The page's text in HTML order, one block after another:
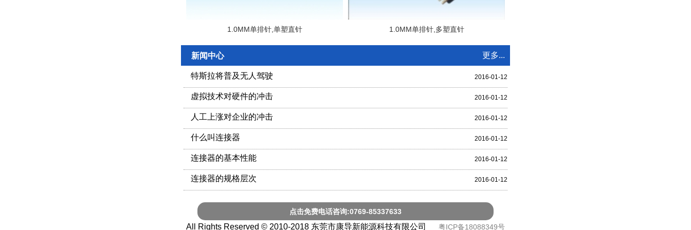
1.0MM单排针,单塑直针 1.0MM单排针,多塑直针
新闻中心 更多...
特斯拉将普及无人驾驶 2016-01-12
虚拟技术对硬件的冲击 2016-01-12
人工上涨对企业的冲击 2016-01-12
什么叫连接器 2016-01-12
连接器的基本性能 2016-01-12
连接器的规格层次 2016-01-12
点击免费电话咨询:0769-85337633
All Rights Reserved © 2010-2018 东莞市康导新能源科技有限公司 粤ICP备18088349号